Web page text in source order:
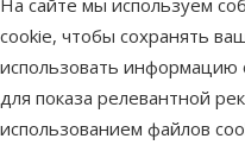
cookie, чтобы сохранять
использовать информацию
для показа релевантной
использованием файлов
В наличии